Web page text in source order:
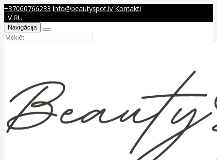
+37060766233 info@beautyspot.lv Kontakti
LV RU
Navigācija